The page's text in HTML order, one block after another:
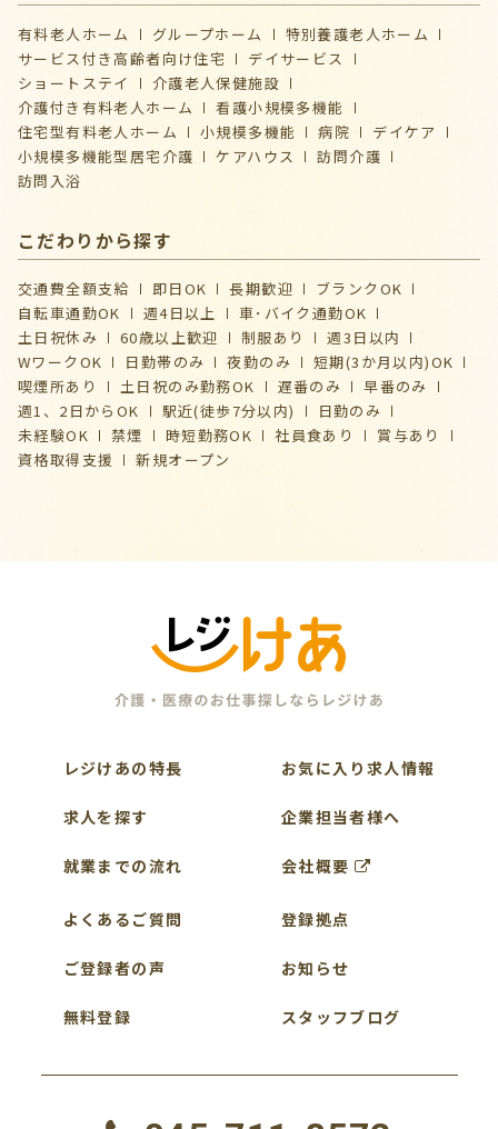
有料老人ホーム グループホーム
特別養護老人ホーム
サービス付き高齢者向け住宅
デイサービス
ショートステイ
介護⽼⼈保健施設
介護付き有料老人ホーム
看護小規模多機能
住宅型有料老人ホーム
小規模多機能 病院
デイケア
⼩規模多機能型居宅介護
ケアハウス
訪問介護
訪問入浴
こだわりから探す
交通費全額支給 即日OK 長期歓迎
ブランクOK
自転車通勤OK
週4日以上
車･バイク通勤OK
土日祝休み
60歳以上歓迎 制服あり
週3日以内
WワークOK
日勤帯のみ 夜勤のみ
短期(3か月以内)OK
喫煙所あり
土日祝のみ勤務OK 遅番のみ
早番のみ
週1、2日からOK
駅近(徒歩7分以内)
日勤のみ
未経験OK
禁煙 時短勤務OK 社員食あり
賞与あり
資格取得支援
新規オープン
レジけあの特長
求人を探す
就業までの流れ
よくあるご質問
ご登録者の声
無料登録
お気に入り求人情報
企業担当者様へ
会社概要
登録拠点
お知らせ
スタッフブログ